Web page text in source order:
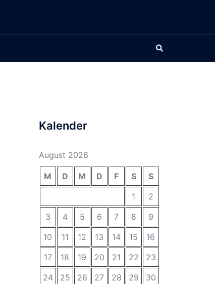
Suche
Kalender
August 2026
M D M D F S
S
1
2
3
4 5 6 7 8
9
10
11 12 13 14 15
16
17
18 19 20 21 22
23
24
25 26 27 28 29
30